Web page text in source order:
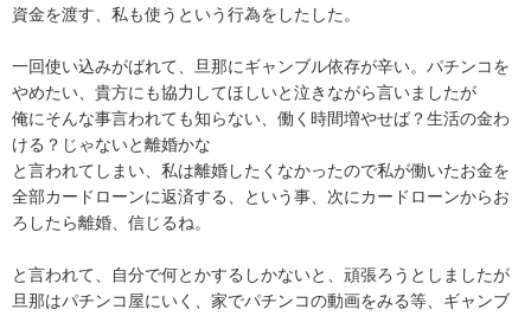
資金を渡す、私も使うという行為をしたした。
一回使い込みがばれて、旦那にギャンブル依存が辛い。パチンコを
やめたい、貴方にも協力してほしいと泣きながら言いましたが
俺にそんな事言われても知らない、働く時間増やせば？生活の金わ
ける？じゃないと離婚かな
と言われてしまい、私は離婚したくなかったので私が働いたお金を
全部カードローンに返済する、という事、次にカードローンからお
ろしたら離婚、信じるね。
と言われて、自分で何とかするしかないと、頑張ろうとしましたが
旦那はパチンコ屋にいく、家でパチンコの動画をみる等、ギャンブ